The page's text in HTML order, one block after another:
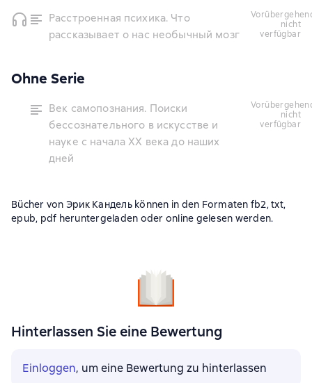
Расстроенная психика. Что
рассказывает о нас необычный мозг
vorübergehend
nicht
verfügbar
Ohne Serie
Век самопознания. Поиски
бессознательного в искусстве и
науке с начала XX века до наших
дней
vorübergehend
nicht
verfügbar
Bücher von Эрик Кандель können in den Formaten fb2, txt,
epub, pdf heruntergeladen oder online gelesen werden.
Hinterlassen Sie eine Bewertung
Einloggen, um eine Bewertung zu hinterlassen